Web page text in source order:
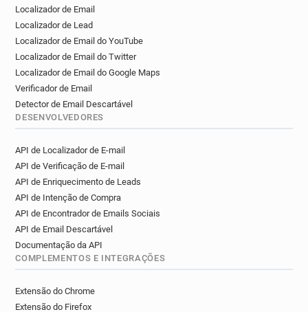
Localizador de Email
Localizador de Lead
Localizador de Email do YouTube
Localizador de Email do Twitter
Localizador de Email do Google Maps
Verificador de Email
Detector de Email Descartável
DESENVOLVEDORES
API de Localizador de E-mail
API de Verificação de E-mail
API de Enriquecimento de Leads
API de Intenção de Compra
API de Encontrador de Emails Sociais
API de Email Descartável
Documentação da API
COMPLEMENTOS E INTEGRAÇÕES
Extensão do Chrome
Extensão do Firefox